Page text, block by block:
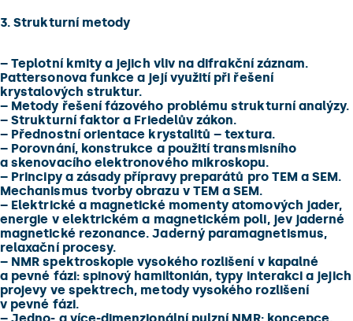
3. Strukturní metody
– Teplotní kmity a jejich vliv na difrakční záznam.
Pattersonova funkce a její využití při řešení
krystalových struktur.
– Metody řešení fázového problému strukturní analýzy.
– Strukturní faktor a Friedelův zákon.
– Přednostní orientace krystalitů – textura.
– Porovnání, konstrukce a použití transmisního
a skenovacího elektronového mikroskopu.
– Principy a zásady přípravy preparátů pro TEM a SEM.
Mechanismus tvorby obrazu v TEM a SEM.
– Elektrické a magnetické momenty atomových jader,
energie v elektrickém a magnetickém poli, jev jaderné
magnetické rezonance. Jaderný paramagnetismus,
relaxační procesy.
– NMR spektroskopie vysokého rozlišení v kapalné
a pevné fázi: spinový hamiltonián, typy interakci a jejich
projevy ve spektrech, metody vysokého rozlišení
v pevné fázi.